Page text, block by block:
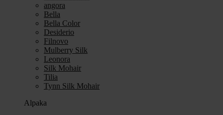
angora
Bella
Bella Color
Desiderio
Filnovo
Mulberry Silk
Leonora
Silk Mohair
Tilia
Tynn Silk Mohair
Alpaka